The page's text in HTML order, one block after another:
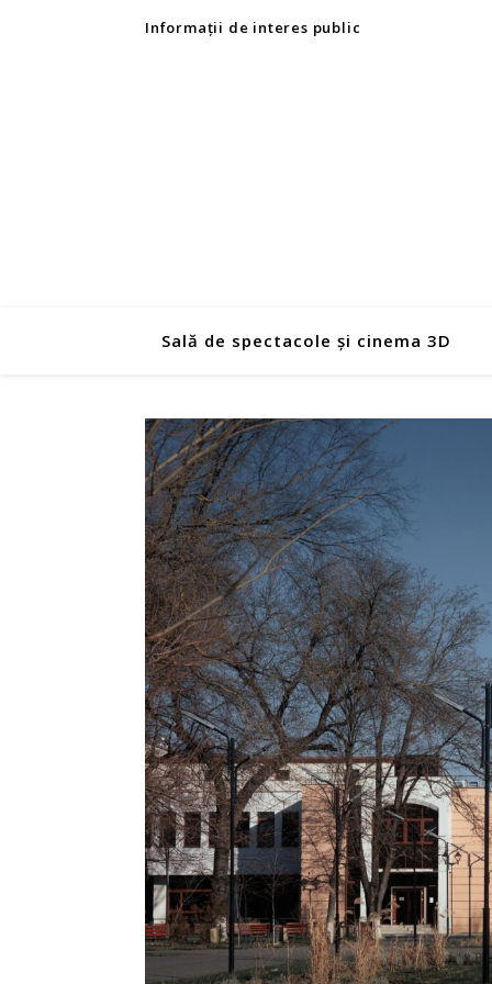
Informații de interes public
Sală de spectacole și cinema 3D